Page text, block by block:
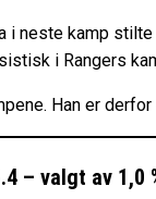
i neste kamp
i Rangers
Han er
– valgt av 1,0